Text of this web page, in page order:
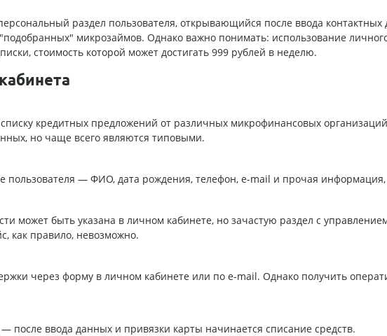
раздел пользователя, открывающийся после ввода
"подобранных" микрозаймов. Однако важно понимать: использование
стоимость которой может достигать 999 рублей в неделю.
списку кредитных предложений от различных микрофинансовых
но чаще всего являются типовыми.
пользователя — ФИО, дата рождения, телефон, e-mail и прочая
может быть указана в личном кабинете, но зачастую раздел с управлением
как правило, невозможно.
через форму в личном кабинете или по e-mail. Однако получить
после ввода данных и привязки карты начинается списание средств.